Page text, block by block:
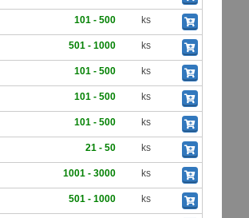
101 - 500 ks
501 - 1000 ks
101 - 500 ks
101 - 500 ks
101 - 500 ks
21 - 50 ks
1001 - 3000 ks
501 - 1000 ks